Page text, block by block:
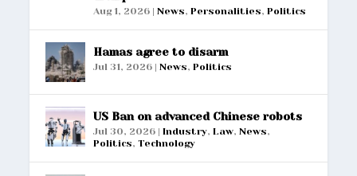
Aug 1, 2026 |News,Personalities,Politics
Hamas agree to disarm
Jul 31, 2026 |News,Politics
US Ban on advanced Chinese robots
Jul 30, 2026 |Industry,Law,News,
Politics,Technology